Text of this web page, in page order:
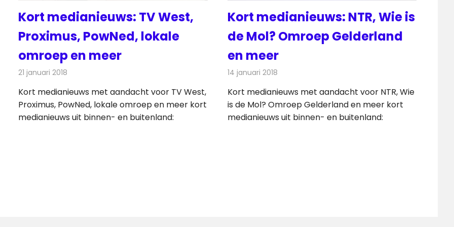
Kort medianieuws: TV West,
Proximus, PowNed, lokale
omroep en meer
21 januari 2018
Kort medianieuws met aandacht voor TV West,
Proximus, PowNed, lokale omroep en meer kort
medianieuws uit binnen- en buitenland:
Kort medianieuws: NTR, Wie is
de Mol? Omroep Gelderland
en meer
14 januari 2018
Kort medianieuws met aandacht voor NTR, Wie
is de Mol? Omroep Gelderland en meer kort
medianieuws uit binnen- en buitenland: